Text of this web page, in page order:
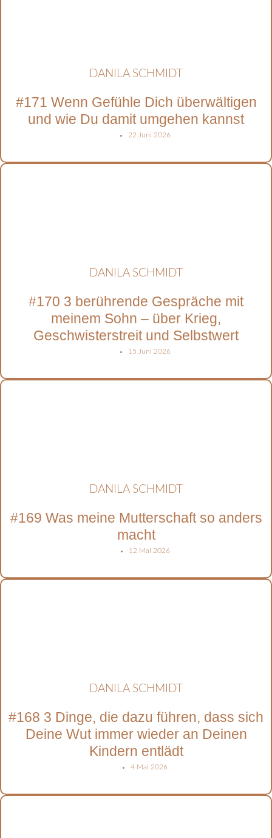
DANILA SCHMIDT
#171 Wenn Gefühle Dich überwältigen
und wie Du damit umgehen kannst
22 Juni 2026
DANILA SCHMIDT
#170 3 berührende Gespräche mit
meinem Sohn – über Krieg,
Geschwisterstreit und Selbstwert
15 Juni 2026
DANILA SCHMIDT
#169 Was meine Mutterschaft so anders
macht
12 Mai 2026
DANILA SCHMIDT
#168 3 Dinge, die dazu führen, dass sich
Deine Wut immer wieder an Deinen
Kindern entlädt
4 Mai 2026